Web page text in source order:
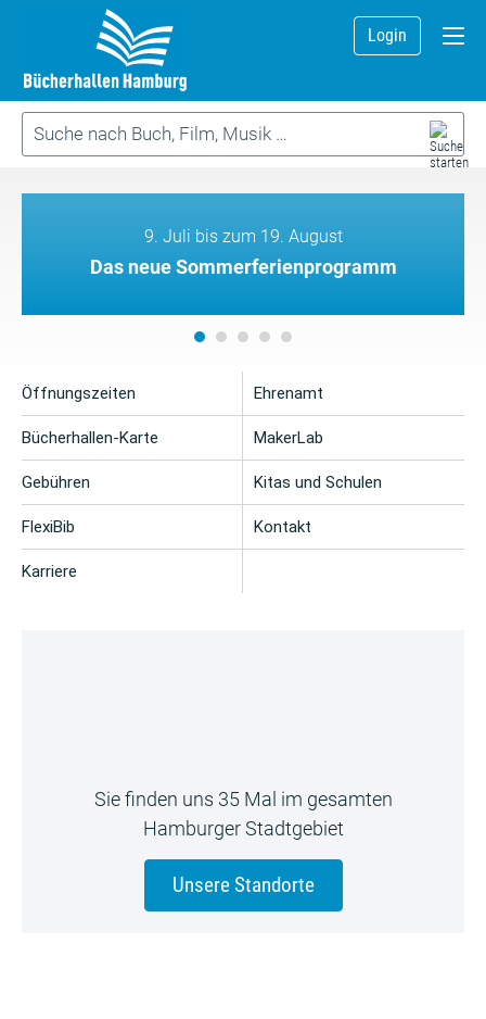
Login
9. Juli bis zum 19. August
Das neue Sommerferienprogramm
Öffnungszeiten
Bücherhallen-Karte
Gebühren
FlexiBib
Karriere
Ehrenamt
MakerLab
Kitas und Schulen
Kontakt
Sie finden uns 35 Mal im gesamten
Hamburger Stadtgebiet
Unsere Standorte